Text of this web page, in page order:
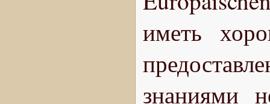
иметь
знаниями